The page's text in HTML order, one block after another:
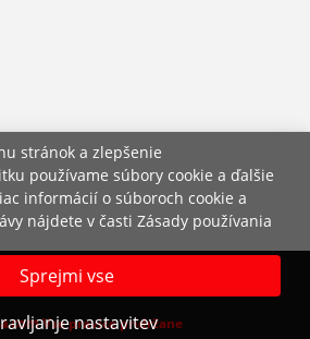
stránok a zlepšenie
používame súbory cookie a ďalšie
informácií o súboroch cookie a
nájdete v časti Zásady používania
Sprejmi vse
nastavitev
in nakupujte online v V
Vse pravice pridržane